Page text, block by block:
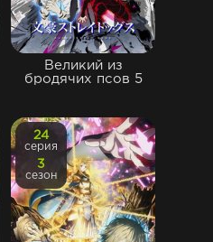
Великий из
бродячих псов 5
24
серия
3
сезон